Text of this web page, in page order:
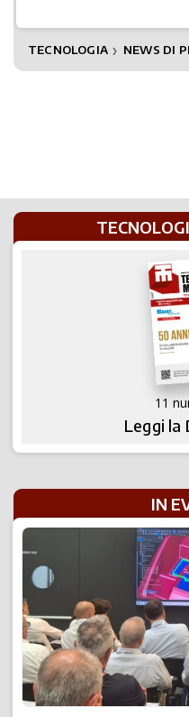
TECNOLOGIA ❯ NEWS DI
11
Leggi la
IN